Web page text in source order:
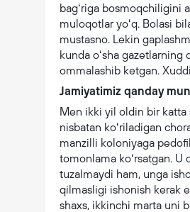
bagʻriga bosmoqchiligini
muloqotlar yoʻq. Bolasi
mustasno. Lekin
kunda oʻsha gazetlarning
ommalashib ketgan.
Jamiyatimiz qanday
Men ikki yil oldin bir katta
nisbatan koʻriladigan
manzilli koloniyaga
tomonlama koʻrsatgan. U
tuzalmaydi ham, unga
qilmasligi ishonish kerak
shaxs, ikkinchi marta uni